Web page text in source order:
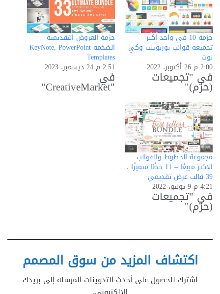
حزمة 10 في واحد اكبر
تجميعة قوالب بوربوينت وكي
نوت
2:00 م 26 أكتوبر، 2022
في "تجميعات
(حزم)"
حزمة العروض التقديمية
الضخمة KeyNote, PowerPoint
Templates
2:51 م 24 ديسمبر، 2023
في
"CreativeMarket"
مجموعة الخطوط والقوالب
الأكثر مبيعًا – 11 خطًا متميزًا ،
39 قالب عرض تقديمي
4:21 م 9 يوليو، 2022
في "تجميعات
(حزم)"
اكتشاف المزيد من سوق المصمم
اشترك للحصول على أحدث التدوينات المرسلة إلى بريدك